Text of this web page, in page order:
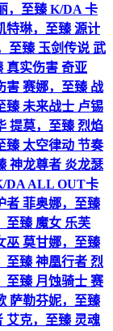
，至臻 K/DA 卡
特琳，至臻 源计
至臻 玉剑传说 武
真实伤害 奇亚
害 赛娜，至臻 战
臻 未来战士 卢锡
提莫，至臻 烈焰
臻 太空律动 节奏
神龙尊者 炎龙瑟
DA ALL OUT卡
者 菲奥娜，至臻
至臻 魔女 乐芙
巫 莫甘娜，至臻
至臻 神凰行者 烈
至臻 月蚀骑士 赛
萨勒芬妮，至臻
艾克，至臻 灵魂